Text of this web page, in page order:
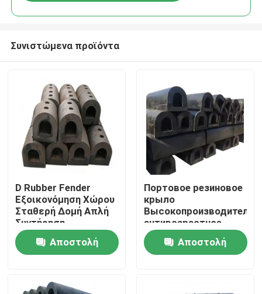
Σπίτι
Προϊόντα
Βίντεο
Συνιστώμενα προϊόντα
D Rubber Fender
Εξοικονόμηση Χώρου
Σταθερή Δομή Απλή
Συντήρηση
Αποστολή
Портовое резиновое
крыло
антивозрастное
коррозионностойкое
инвариантного типа
Αποστολή